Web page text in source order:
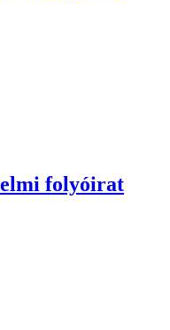
folyóirat